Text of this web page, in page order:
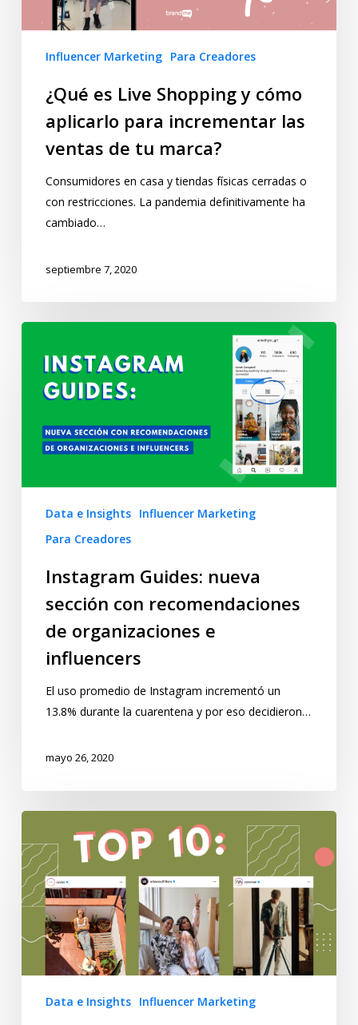
Influencer Marketing Para Creadores
¿Qué es Live Shopping y cómo
aplicarlo para incrementar las
ventas de tu marca?
Consumidores en casa y tiendas físicas cerradas o
con restricciones. La pandemia definitivamente ha
cambiado…
septiembre 7, 2020
Data e Insights Influencer Marketing
Para Creadores
Instagram Guides: nueva
sección con recomendaciones
de organizaciones e
influencers
El uso promedio de Instagram incrementó un
13.8% durante la cuarentena y por eso decidieron…
mayo 26, 2020
Data e Insights Influencer Marketing